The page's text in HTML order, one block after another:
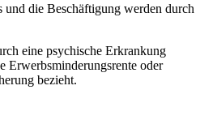
und die Beschäftigung werden durch
eine psychische Erkrankung
Erwerbsminderungsrente oder
bezieht.